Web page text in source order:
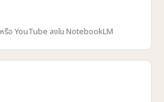
, หรือ YouTube ลงใน NotebookLM